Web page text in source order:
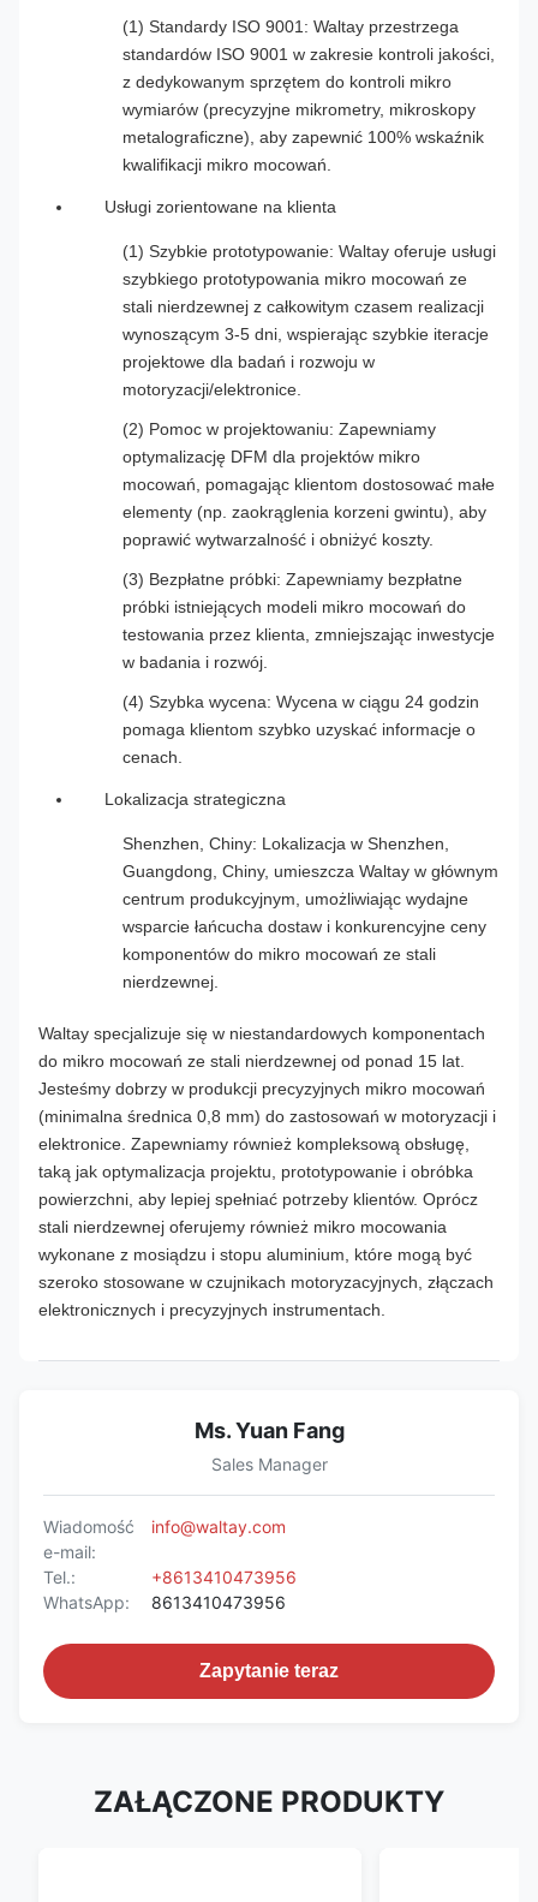
(1) Standardy ISO 9001: Waltay przestrzega
standardów ISO 9001 w zakresie kontroli jakości,
z dedykowanym sprzętem do kontroli mikro
wymiarów (precyzyjne mikrometry, mikroskopy
metalograficzne), aby zapewnić 100% wskaźnik
kwalifikacji mikro mocowań.
Usługi zorientowane na klienta
(1) Szybkie prototypowanie: Waltay oferuje usługi
szybkiego prototypowania mikro mocowań ze
stali nierdzewnej z całkowitym czasem realizacji
wynoszącym 3-5 dni, wspierając szybkie iteracje
projektowe dla badań i rozwoju w
motoryzacji/elektronice.
(2) Pomoc w projektowaniu: Zapewniamy
optymalizację DFM dla projektów mikro
mocowań, pomagając klientom dostosować małe
elementy (np. zaokrąglenia korzeni gwintu), aby
poprawić wytwarzalność i obniżyć koszty.
(3) Bezpłatne próbki: Zapewniamy bezpłatne
próbki istniejących modeli mikro mocowań do
testowania przez klienta, zmniejszając inwestycje
w badania i rozwój.
(4) Szybka wycena: Wycena w ciągu 24 godzin
pomaga klientom szybko uzyskać informacje o
cenach.
Lokalizacja strategiczna
Shenzhen, Chiny: Lokalizacja w Shenzhen,
Guangdong, Chiny, umieszcza Waltay w głównym
centrum produkcyjnym, umożliwiając wydajne
wsparcie łańcucha dostaw i konkurencyjne ceny
komponentów do mikro mocowań ze stali
nierdzewnej.
Waltay specjalizuje się w niestandardowych komponentach
do mikro mocowań ze stali nierdzewnej od ponad 15 lat.
Jesteśmy dobrzy w produkcji precyzyjnych mikro mocowań
(minimalna średnica 0,8 mm) do zastosowań w motoryzacji i
elektronice. Zapewniamy również kompleksową obsługę,
taką jak optymalizacja projektu, prototypowanie i obróbka
powierzchni, aby lepiej spełniać potrzeby klientów. Oprócz
stali nierdzewnej oferujemy również mikro mocowania
wykonane z mosiądzu i stopu aluminium, które mogą być
szeroko stosowane w czujnikach motoryzacyjnych, złączach
elektronicznych i precyzyjnych instrumentach.
Ms. Yuan Fang
Sales Manager
Wiadomość
e-mail:
info@waltay.com
Tel.:
+8613410473956
WhatsApp:
8613410473956
Zapytanie teraz
ZAŁĄCZONE PRODUKTY